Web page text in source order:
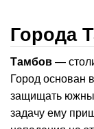
Города
Тамбов—
Город основан
защищать
задачу ему